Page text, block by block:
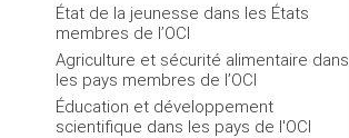
État de la jeunesse dans les États
membres de l’OCI
Agriculture et sécurité alimentaire dans
les pays membres de l’OCI
Éducation et développement
scientifique dans les pays de l'OCI